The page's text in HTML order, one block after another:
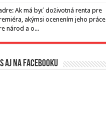
Ak má byť doživotná renta pre
akýmsi ocenením jeho práce
národ a o...
aj na Facebooku